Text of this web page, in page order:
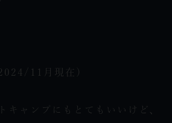
11月現在）
キャンプにもとてもいいけど、